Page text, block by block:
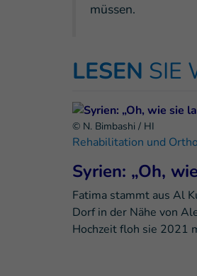
müssen.
LESEN SIE
© N. Bimbashi / HI
Rehabilitation und
Syrien: „Oh,
Fatima stammt aus Al
Dorf in der Nähe von
Hochzeit floh sie 2021